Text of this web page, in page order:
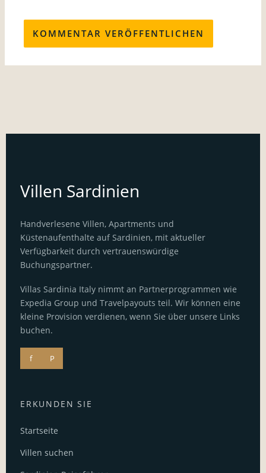
Villen Sardinien
Handverlesene Villen, Apartments und
Küstenaufenthalte auf Sardinien, mit aktueller
Verfügbarkeit durch vertrauenswürdige
Buchungspartner.
Villas Sardinia Italy nimmt an Partnerprogrammen wie
Expedia Group und Travelpayouts teil. Wir können eine
kleine Provision verdienen, wenn Sie über unsere Links
buchen.
f P
ERKUNDEN SIE
Startseite
Villen suchen